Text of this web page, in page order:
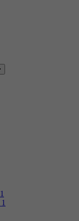
1
1